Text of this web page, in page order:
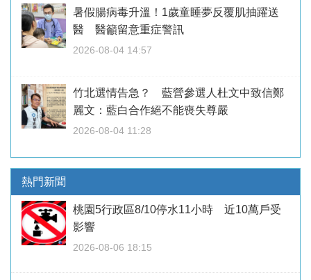
暑假腸病毒升溫！1歲童睡夢反覆肌抽躍送
醫 醫籲留意重症警訊
2026-08-04 14:57
竹北選情告急？ 藍營參選人杜文中致信鄭
麗文：藍白合作絕不能喪失尊嚴
2026-08-04 11:28
熱門新聞
桃園5行政區8/10停水11小時 近10萬戶受
影響
2026-08-06 18:15